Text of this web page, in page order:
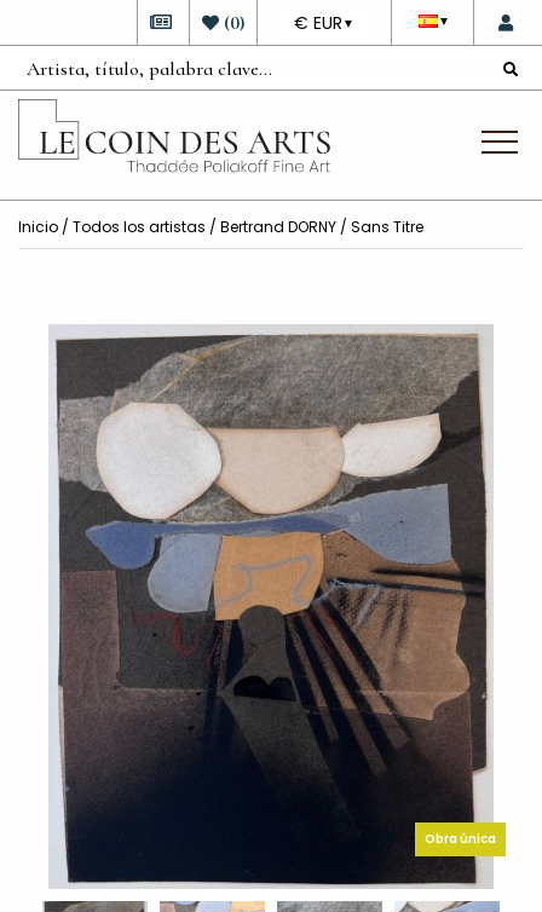
▼
DEVISE
€ EUR ▼
(0)
Inicio / Todos los artistas / Bertrand DORNY / Sans Titre
Obra única